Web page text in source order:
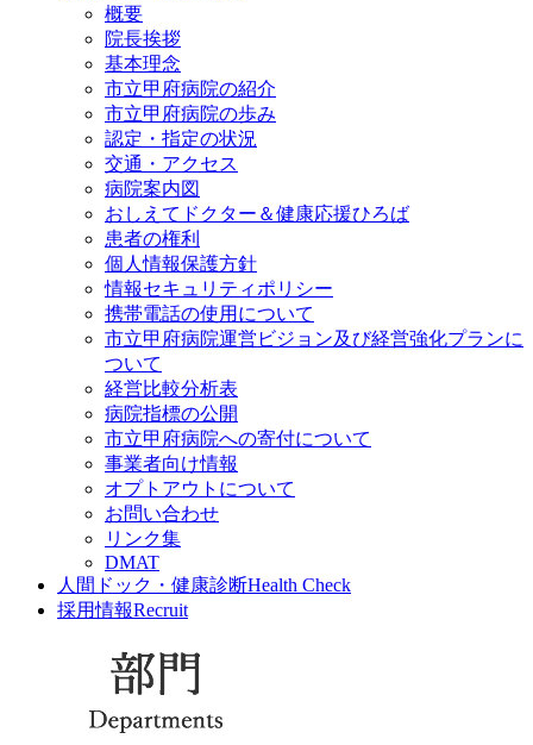
概要
院長挨拶
基本理念
市立甲府病院の紹介
市立甲府病院の歩み
認定・指定の状況
交通・アクセス
病院案内図
おしえてドクター＆健康応援ひろば
患者の権利
個人情報保護方針
情報セキュリティポリシー
携帯電話の使用について
市立甲府病院運営ビジョン及び経営強化プランに
ついて
経営比較分析表
病院指標の公開
市立甲府病院への寄付について
事業者向け情報
オプトアウトについて
お問い合わせ
リンク集
DMAT
人間ドック・健康診断Health Check
採用情報Recruit